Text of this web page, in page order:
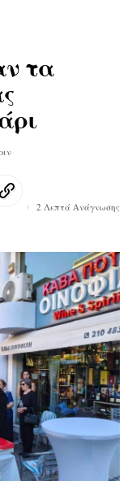
τα
2 Λεπτά Ανάγνωσης